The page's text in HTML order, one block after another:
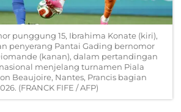
punggung 15, Ibrahima Konate (kiri),
penyerang Pantai Gading bernomor
(kanan), dalam pertandingan
menjelang turnamen Piala
Beaujoire, Nantes, Prancis bagian
(FRANCK FIFE / AFP)